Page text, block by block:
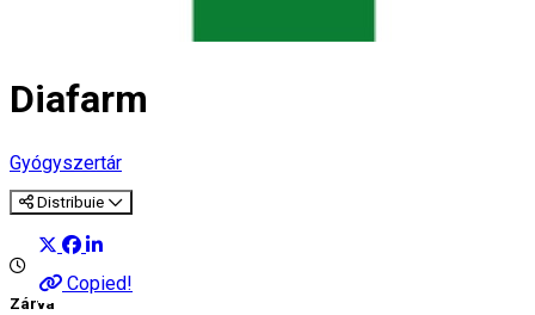
Diafarm
Gyógyszertár
Distribuie
Copied!
Zárva